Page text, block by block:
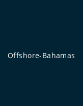
Offshore-Bahamas